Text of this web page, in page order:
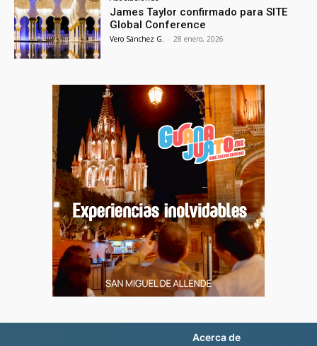
James Taylor confirmado para SITE
Global Conference
Vero Sánchez G. - 28 enero, 2026
Acerca de